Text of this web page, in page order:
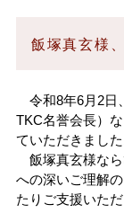
組織・役員
目標と計画
研究費
FDについて
研究者情報検
知的財産活動
海外留学
海外渡航につ
TOP
3C基金
キャンパスマ
アクセスマッ
国際学部
工学部
農学部
アドミッショ
情報通信基盤
留学生・国際
研究推進機構
TOP
バイオサイエ
大学教育推進
TOP
地域創生推進
アドミッショ
入試情報
大学施設の利用
キャンパスマ
一般向け講座
研究者総覧
情報公開
飯塚真玄様
令和8年6月2日
TKC名誉会長）
ていただきました
飯塚真玄様なら
への深いご理解
たりご支援いた